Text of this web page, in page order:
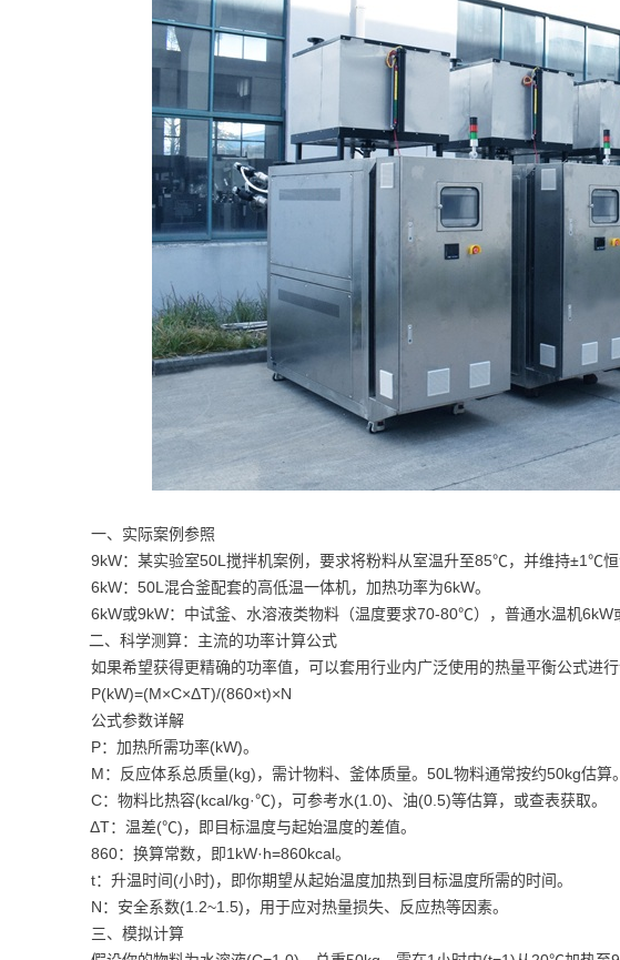
一、实际案例参照
9kW：某实验室50L搅拌机案例，要求将粉料从室温升至85℃，并维持±1℃恒
6kW：50L混合釜配套的高低温一体机，加热功率为6kW。
6kW或9kW：中试釜、水溶液类物料（温度要求70-80℃），普通水温机6kW
二、科学测算：主流的功率计算公式
如果希望获得更精确的功率值，可以套用行业内广泛使用的热量平衡公式进行
P(kW)=(M×C×ΔT)/(860×t)×N
公式参数详解
P：加热所需功率(kW)。
M：反应体系总质量(kg)，需计物料、釜体质量。50L物料通常按约50kg估算。
C：物料比热容(kcal/kg·℃)，可参考水(1.0)、油(0.5)等估算，或查表获取。
ΔT：温差(℃)，即目标温度与起始温度的差值。
860：换算常数，即1kW·h=860kcal。
t：升温时间(小时)，即你期望从起始温度加热到目标温度所需的时间。
N：安全系数(1.2~1.5)，用于应对热量损失、反应热等因素。
三、模拟计算